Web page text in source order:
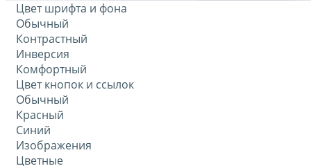
Цвет шрифта и фона
Обычный
Контрастный
Инверсия
Комфортный
Цвет кнопок и ссылок
Обычный
Красный
Синий
Изображения
Цветные